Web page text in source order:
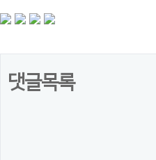
댓글목록